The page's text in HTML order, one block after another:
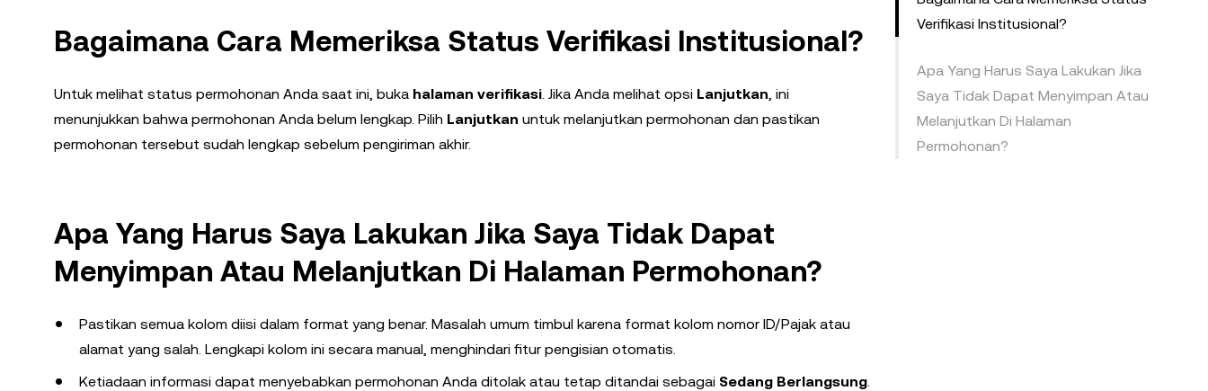
Bagaimana Cara Memeriksa Status Verifikasi Institusional?
Untuk melihat status permohonan Anda saat ini, buka halaman verifikasi. Jika Anda melihat opsi Lanjutkan, ini
menunjukkan bahwa permohonan Anda belum lengkap. Pilih Lanjutkan untuk melanjutkan permohonan dan pastikan
permohonan tersebut sudah lengkap sebelum pengiriman akhir.
Apa Yang Harus Saya Lakukan Jika Saya Tidak Dapat
Menyimpan Atau Melanjutkan Di Halaman Permohonan?
Pastikan semua kolom diisi dalam format yang benar. Masalah umum timbul karena format kolom nomor ID/Pajak atau
alamat yang salah. Lengkapi kolom ini secara manual, menghindari fitur pengisian otomatis.
Ketiadaan informasi dapat menyebabkan permohonan Anda ditolak atau tetap ditandai sebagai Sedang Berlangsung.
Verifikasi Institusional?
Apa Yang Harus Saya Lakukan Jika
Saya Tidak Dapat Menyimpan Atau
Melanjutkan Di Halaman
Permohonan?